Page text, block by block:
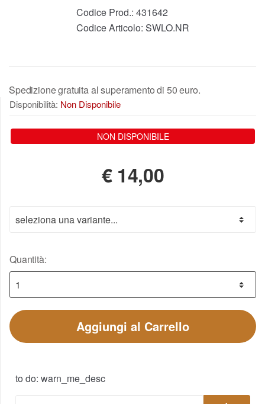
Codice Prod.: 431642
Codice Articolo: SWLO.NR
Spedizione gratuita al superamento di 50 euro.
Disponibilità: Non Disponibile
NON DISPONIBILE
€ 14,00
Quantità:
Aggiungi al Carrello
to do: warn_me_desc